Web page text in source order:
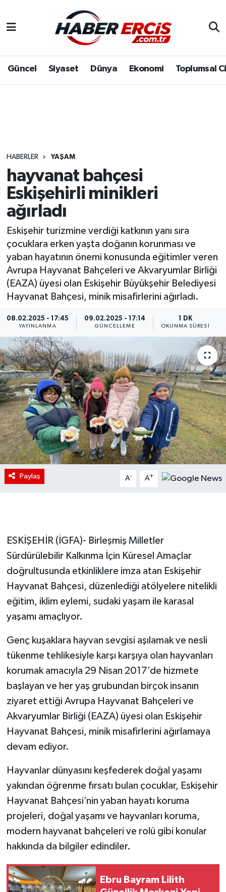
Güncel Siyaset Dünya Ekonomi Toplumsal
HABERLER YAŞAM
hayvanat bahçesi
Eskişehirli minikleri
ağırladı
Eskişehir turizmine verdiği katkının yanı sıra
çocuklara erken yaşta doğanın korunması ve
yaban hayatının önemi konusunda eğitimler veren
Avrupa Hayvanat Bahçeleri ve Akvaryumlar Birliği
(EAZA) üyesi olan Eskişehir Büyükşehir Belediyesi
Hayvanat Bahçesi, minik misafirlerini ağırladı.
08.02.2025 - 17:45
YAYINLANMA
09.02.2025 - 17:14
GÜNCELLEME
1 DK
OKUNMA SÜRESI
Paylaş A- A+
ESKİŞEHİR (İGFA)- Birleşmiş Milletler
Sürdürülebilir Kalkınma İçin Küresel Amaçlar
doğrultusunda etkinliklere imza atan Eskişehir
Hayvanat Bahçesi, düzenlediği atölyelere nitelikli
eğitim, iklim eylemi, sudaki yaşam ile karasal
yaşamı amaçlıyor.
Genç kuşaklara hayvan sevgisi aşılamak ve nesli
tükenme tehlikesiyle karşı karşıya olan hayvanları
korumak amacıyla 29 Nisan 2017’de hizmete
başlayan ve her yaş grubundan birçok insanın
ziyaret ettiği Avrupa Hayvanat Bahçeleri ve
Akvaryumlar Birliği (EAZA) üyesi olan Eskişehir
Hayvanat Bahçesi, minik misafirlerini ağırlamaya
devam ediyor.
Hayvanlar dünyasını keşfederek doğal yaşamı
yakından öğrenme fırsatı bulan çocuklar, Eskişehir
Hayvanat Bahçesi’nin yaban hayatı koruma
projeleri, doğal yaşamı ve hayvanları koruma,
modern hayvanat bahçeleri ve rolü gibi konular
hakkında da bilgiler edindiler.
Ebru Bayram Lilith